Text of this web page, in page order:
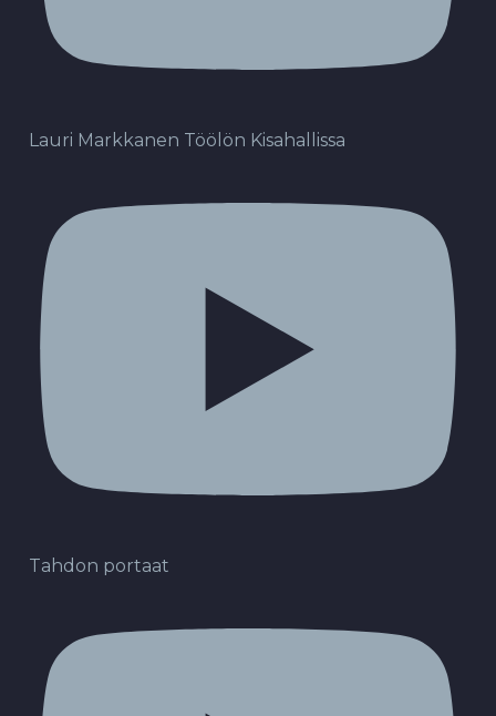
Lauri Markkanen Töölön Kisahallissa
Tahdon portaat